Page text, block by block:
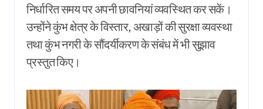
निर्धारित समय पर अपनी छावनियां व्यवस्थित कर सकें।
उन्होंने कुंभ क्षेत्र के विस्तार, अखाड़ों की सुरक्षा व्यवस्था
तथा कुंभ नगरी के सौंदर्यीकरण के संबंध में भी सुझाव
प्रस्तुत किए।
Video